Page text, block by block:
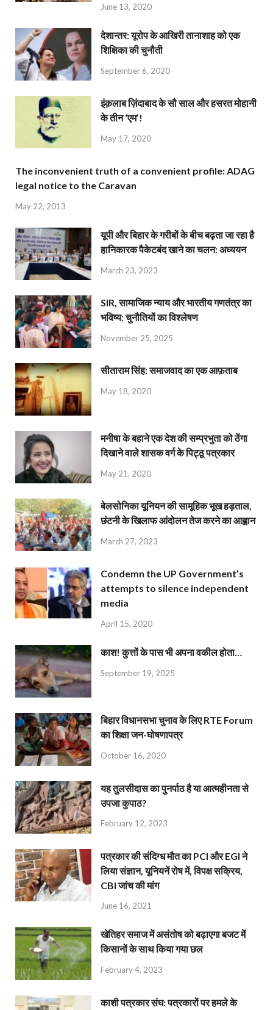
June 13, 2020
देशान्‍तर: यूरोप के आखिरी तानाशाह को एक
शिक्षिका की चुनौती
September 6, 2020
इंक़लाब ज़िंदाबाद के सौ साल और हसरत मोहानी
के तीन ‘एम’!
May 17, 2020
The inconvenient truth of a convenient profile: ADAG
legal notice to the Caravan
May 22, 2013
यूपी और बिहार के गरीबों के बीच बढ़ता जा रहा है
हानिकारक पैकेटबंद खाने का चलन: अध्ययन
March 23, 2023
SIR, सामाजिक न्याय और भारतीय गणतंत्र का
भविष्य: चुनौतियों का विश्लेषण
November 25, 2025
सीताराम सिंह: समाजवाद का एक आफ़ताब
May 18, 2020
मनीषा के बहाने एक देश की सम्प्रभुता को ठेंगा
दिखाने वाले शासक वर्ग के पिट्ठू पत्रकार
May 21, 2020
बेलसोनिका यूनियन की सामूहिक भूख हड़ताल,
छंटनी के खिलाफ आंदोलन तेज करने का आह्वान
March 27, 2023
Condemn the UP Government’s
attempts to silence independent
media
April 15, 2020
काश! कुत्तों के पास भी अपना वकील होता…
September 19, 2025
बिहार विधानसभा चुनाव के लिए RTE Forum
का शिक्षा जन-घोषणापत्र
October 16, 2020
यह तुलसीदास का पुनर्पाठ है या आत्महीनता से
उपजा कुपाठ?
February 12, 2023
पत्रकार की संदिग्ध मौत का PCI और EGI ने
लिया संज्ञान, यूनियनें रोष में, विपक्ष सक्रिय,
CBI जांच की मांग
June 16, 2021
खेतिहर समाज में असंतोष को बढ़ाएगा बजट में
किसानों के साथ किया गया छल
February 4, 2023
काशी पत्रकार संघ: पत्रकारों पर हमले के